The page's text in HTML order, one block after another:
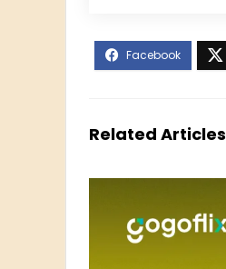
Related Articles